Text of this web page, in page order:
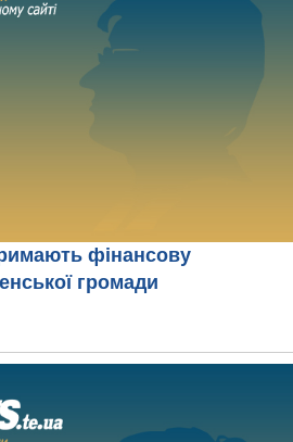
фінансову
громади